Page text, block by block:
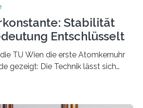
Stabilität
Entschlüsselt
TU Wien die erste Atomkernuhr
gezeigt: Die Technik lässt sich
nachzugehen. Thorium-